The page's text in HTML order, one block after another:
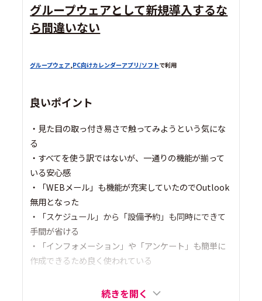
グループウェアとして新規導入するな
ら間違いない
グループウェア,PC向けカレンダーアプリ/ソフトで利用
良いポイント
・見た目の取っ付き易さで触ってみようという気にな
る
・すべてを使う訳ではないが、一通りの機能が揃って
いる安心感
・「WEBメール」も機能が充実していたのでOutlook
無用となった
・「スケジュール」から「設備予約」も同時にできて
手間が省ける
・「インフォメーション」や「アンケート」も簡単に
作成できるため良く使われている
続きを開く